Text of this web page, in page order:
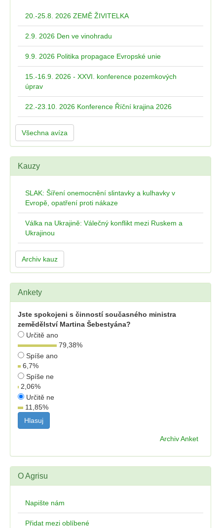
20.-25.8. 2026 ZEMĚ ŽIVITELKA
2.9. 2026 Den ve vinohradu
9.9. 2026 Politika propagace Evropské unie
15.-16.9. 2026 - XXVI. konference pozemkových
úprav
22.-23.10. 2026 Konference Říční krajina 2026
Všechna avíza
Kauzy
SLAK: Šíření onemocnění slintavky a kulhavky v
Evropě, opatření proti nákaze
Válka na Ukrajině: Válečný konflikt mezi Ruskem a
Ukrajinou
Archiv kauz
Ankety
Jste spokojeni s činností současného ministra
zemědělství Martina Šebestyána?
Určitě ano
79,38%
Spíše ano
6,7%
Spíše ne
2,06%
Určitě ne
11,85%
Archiv Anket
O Agrisu
Napište nám
Přidat mezi oblíbené